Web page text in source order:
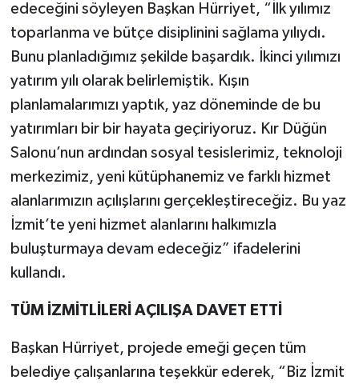
edeceğini söyleyen Başkan Hürriyet, “İlk yılımız
toparlanma ve bütçe disiplinini sağlama yılıydı.
Bunu planladığımız şekilde başardık. İkinci yılımızı
yatırım yılı olarak belirlemiştik. Kışın
planlamalarımızı yaptık, yaz döneminde de bu
yatırımları bir bir hayata geçiriyoruz. Kır Düğün
Salonu’nun ardından sosyal tesislerimiz, teknoloji
merkezimiz, yeni kütüphanemiz ve farklı hizmet
alanlarımızın açılışlarını gerçekleştireceğiz. Bu yaz
İzmit’te yeni hizmet alanlarını halkımızla
buluşturmaya devam edeceğiz” ifadelerini
kullandı.
TÜM İZMİTLİLERİ AÇILIŞA DAVET ETTİ
Başkan Hürriyet, projede emeği geçen tüm
belediye çalışanlarına teşekkür ederek, “Biz İzmit